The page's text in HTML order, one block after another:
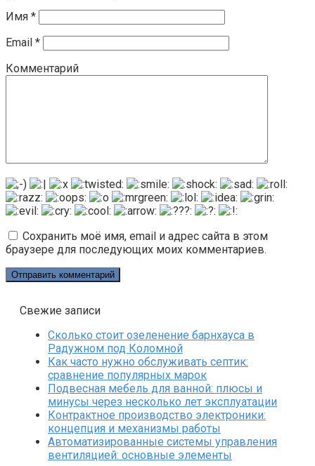
Имя *
Email *
Комментарий
Сохранить моё имя, email и адрес сайта в этом
браузере для последующих моих комментариев.
Свежие записи
Сколько стоит озеленение барнхауса в
Радужном под Коломной
Как часто нужно обслуживать септик:
сравнение популярных марок
Подвесная мебель для ванной: плюсы и
минусы через несколько лет эксплуатации
Контрактное производство электроники:
концепция и механизмы работы
Автоматизированные системы управления
вентиляцией: основные элементы